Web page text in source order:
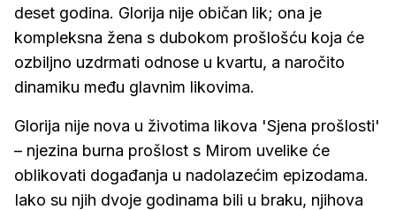
deset godina. Glorija nije običan lik; ona je
kompleksna žena s dubokom prošlošću koja će
ozbiljno uzdrmati odnose u kvartu, a naročito
dinamiku među glavnim likovima.
Glorija nije nova u životima likova 'Sjena prošlosti'
– njezina burna prošlost s Mirom uvelike će
oblikovati događanja u nadolazećim epizodama.
Iako su njih dvoje godinama bili u braku, njihova